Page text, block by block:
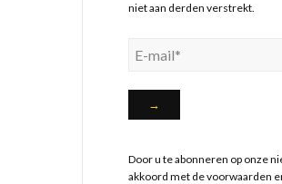
niet aan derden verstrekt.
Door u te abonneren op onze
akkoord met de voorwaarden